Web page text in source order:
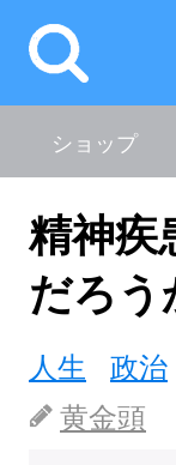
ショップ
精神疾
だろう
人生
政治
黄金頭